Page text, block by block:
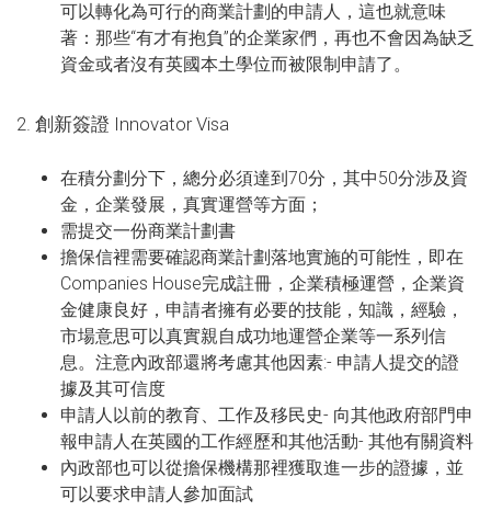
可以轉化為可行的商業計劃的申請人，這也就意味
著：那些“有才有抱負”的企業家們，再也不會因為缺乏
資金或者沒有英國本土學位而被限制申請了。
2. 創新簽證 Innovator Visa
在積分劃分下，總分必須達到70分，其中50分涉及資
金，企業發展，真實運營等方面；
需提交一份商業計劃書
擔保信裡需要確認商業計劃落地實施的可能性，即在
Companies House完成註冊，企業積極運營，企業資
金健康良好，申請者擁有必要的技能，知識，經驗，
市場意思可以真實親自成功地運營企業等一系列信
息。注意內政部還將考慮其他因素:- 申請人提交的證
據及其可信度
申請人以前的教育、工作及移民史- 向其他政府部門申
報申請人在英國的工作經歷和其他活動- 其他有關資料
內政部也可以從擔保機構那裡獲取進一步的證據，並
可以要求申請人參加面試